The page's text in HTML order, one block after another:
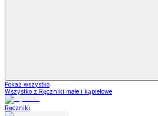
Pokaż wszystko
Wszystko z Ręczniki małe i kąpielowe
Ręczniki